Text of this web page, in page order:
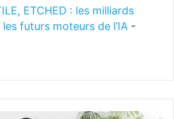
ETCHED : les milliards
futurs moteurs de l’IA -